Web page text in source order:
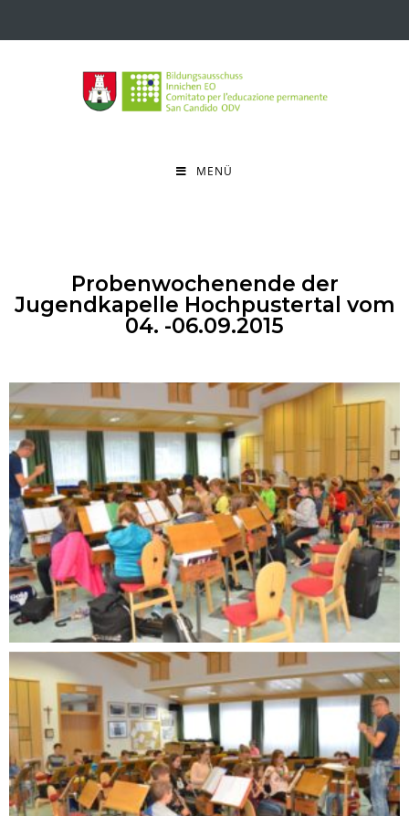
MENÜ
Probenwochenende der
Jugendkapelle Hochpustertal vom
04. -06.09.2015